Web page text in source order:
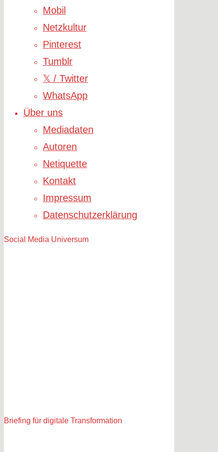
Mobil
Netzkultur
Pinterest
Tumblr
𝕏 / Twitter
WhatsApp
Über uns
Mediadaten
Autoren
Netiquette
Kontakt
Impressum
Datenschutzerklärung
Social Media Universum
Briefing für digitale Transformation